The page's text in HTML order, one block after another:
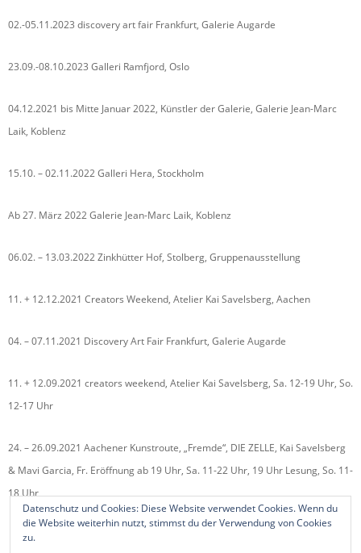
02.-05.11.2023 discovery art fair Frankfurt, Galerie Augarde
23.09.-08.10.2023 Galleri Ramfjord, Oslo
04.12.2021 bis Mitte Januar 2022, Künstler der Galerie, Galerie Jean-Marc
Laik, Koblenz
15.10. – 02.11.2022 Galleri Hera, Stockholm
Ab 27. März 2022 Galerie Jean-Marc Laik, Koblenz
06.02. – 13.03.2022 Zinkhütter Hof, Stolberg, Gruppenausstellung
11. + 12.12.2021 Creators Weekend, Atelier Kai Savelsberg, Aachen
04. – 07.11.2021 Discovery Art Fair Frankfurt, Galerie Augarde
11. + 12.09.2021 creators weekend, Atelier Kai Savelsberg, Sa. 12-19 Uhr, So.
12-17 Uhr
24. – 26.09.2021 Aachener Kunstroute, „Fremde“, DIE ZELLE, Kai Savelsberg
& Mavi Garcia, Fr. Eröffnung ab 19 Uhr, Sa. 11-22 Uhr, 19 Uhr Lesung, So. 11-
18 Uhr
Datenschutz und Cookies: Diese Website verwendet Cookies. Wenn du
die Website weiterhin nutzt, stimmst du der Verwendung von Cookies
zu.